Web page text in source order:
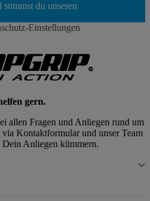
du unseren
Einstellungen
gern.
allen Fragen und Anliegen rund um
via Kontaktformular und unser Team
Anliegen kümmern.